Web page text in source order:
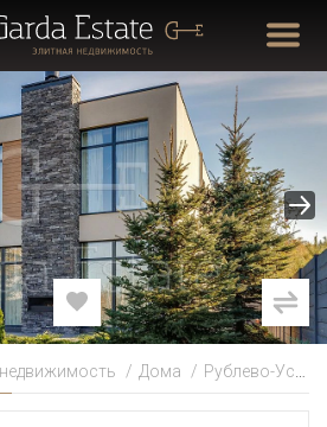
Дома Рублево-Успенское